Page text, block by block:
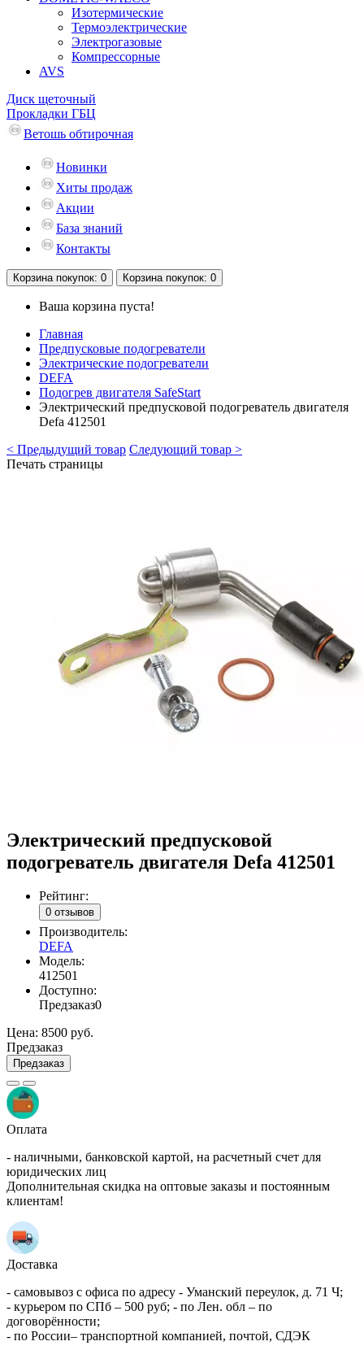
Изотермические
Термоэлектрические
Электрогазовые
Компрессорные
AVS
Диск щеточный
Прокладки ГБЦ
Ветошь обтирочная
Новинки
Хиты продаж
Акции
База знаний
Контакты
Корзина покупок: 0 Корзина покупок: 0
Ваша корзина пуста!
Главная
Предпусковые подогреватели
Электрические подогреватели
DEFA
Подогрев двигателя SafeStart
Электрический предпусковой подогреватель двигателя
Defa 412501
< Предыдущий товар Следующий товар >
Печать страницы
Электрический предпусковой
подогреватель двигателя Defa 412501
Рейтинг:
0 отзывов
Производитель:
DEFA
Модель:
412501
Доступно:
Предзаказ0
Цена: 8500 руб.
Предзаказ
Предзаказ
Оплата
- наличными, банковской картой, на расчетный счет для
юридических лиц
Дополнительная скидка на оптовые заказы и постоянным
клиентам!
Доставка
- самовывоз с офиса по адресу - Уманский переулок, д. 71 Ч;
- курьером по СПб – 500 руб; - по Лен. обл – по
договорённости;
- по России– транспортной компанией, почтой, СДЭК